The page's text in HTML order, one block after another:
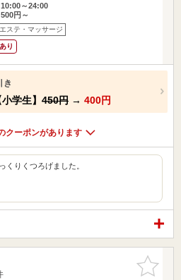
～24:00
円～
エステ・マッサージ
り
き
小学生】 450円 → 400円
クーポンがあります
くりくつろげました。
お気に入
りに追加